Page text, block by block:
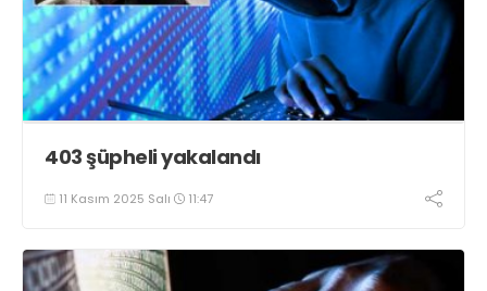
403 şüpheli yakalandı
11 Kasım 2025 Salı 11:47